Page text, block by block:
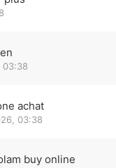
03:38
achat
03:38
buy online